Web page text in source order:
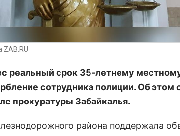
ZAB.RU
реальный срок 35-летнему
сотрудника полиции. Об этом
прокуратуры Забайкалья.
района поддержала